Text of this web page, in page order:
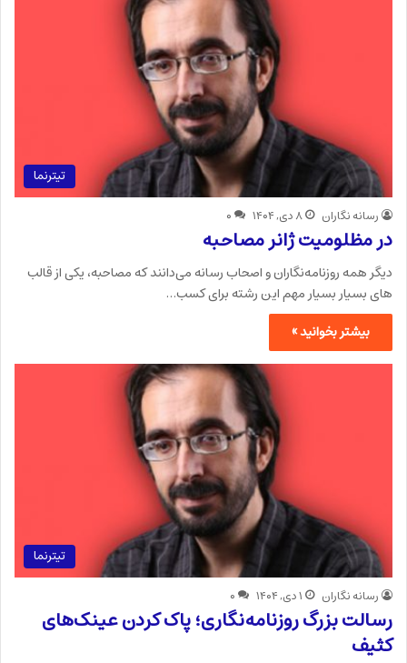
تیترنما
رسانه نگاران ۸ دی, ۱۴۰۴ ۰
در مظلومیت ژانر مصاحبه
دیگر همه روزنامه‌نگاران و اصحاب رسانه می‌دانند که مصاحبه، یکی از قالب
های بسیار بسیار مهم این رشته برای کسب…
بیشتر بخوانید »
تیترنما
رسانه نگاران ۱ دی, ۱۴۰۴ ۰
رسالت بزرگ روزنامه‌نگاری؛ پاک کردن عینک‌های
کثیف